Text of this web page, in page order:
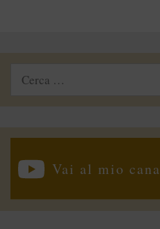
Ricerca
Vai al mio